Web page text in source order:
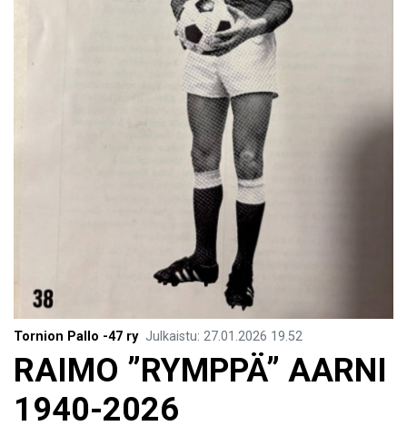
Tornion Pallo -47 ry Julkaistu: 27.01.2026 19.52
​RAIMO ”RYMPPÄ” AARNI
1940-2026